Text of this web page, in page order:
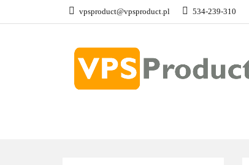
vpsproduct@vpsproduct.pl 534-239-310
GRZEJNIKI